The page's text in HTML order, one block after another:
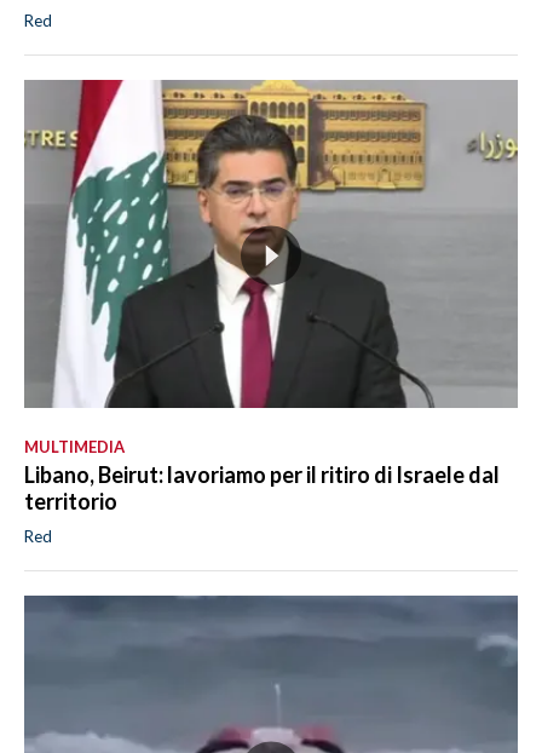
Red
MULTIMEDIA
Libano, Beirut: lavoriamo per il ritiro di Israele dal
territorio
Red